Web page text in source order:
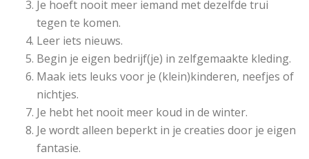
Je hoeft nooit meer iemand met dezelfde trui
tegen te komen.
Leer iets nieuws.
Begin je eigen bedrijf(je) in zelfgemaakte kleding.
Maak iets leuks voor je (klein)kinderen, neefjes of
nichtjes.
Je hebt het nooit meer koud in de winter.
Je wordt alleen beperkt in je creaties door je eigen
fantasie.